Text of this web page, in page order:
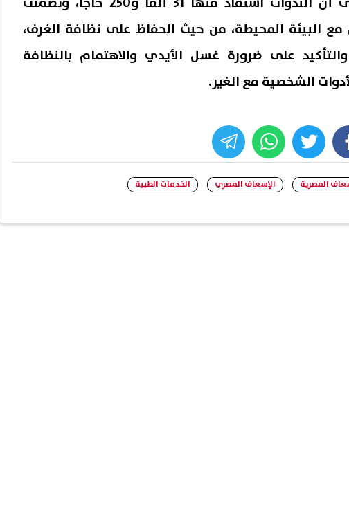
مع البيئة المحيطة، من حيث الحفاظ على نظافة الغرف،
على ضرورة غسل الأيدي والاهتمام بالنظافة
الشخصية مع الغير.
twitter
whats
المصرية الإسعاف المصري الخدمات الطبية